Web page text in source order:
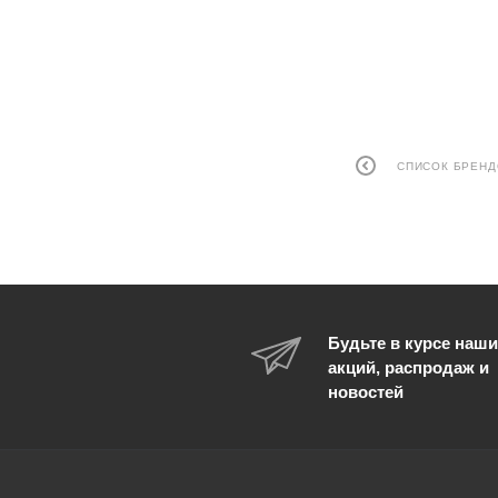
СПИСОК
Будьте в курсе
акций, распродаж и
новостей